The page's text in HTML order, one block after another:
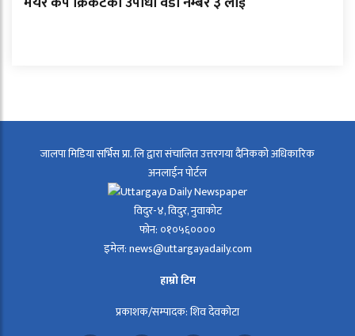
जालपा मिडिया सर्भिस प्रा. लि द्वारा संचालित उत्तरगया दैनिकको अधिकारिक
अनलाईन पोर्टल
विदुर-४, विदुर, नुवाकोट
फोन: ०१०५६००००
इमेल: news@uttargayadaily.com
हाम्रो टिम
प्रकाशक/सम्पादक: शिव देवकोटा